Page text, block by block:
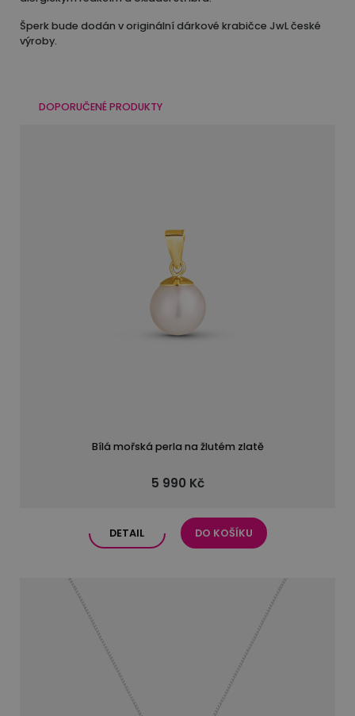
Šperk bude dodán v originální dárkové krabičce JwL české
výroby.
DOPORUČENÉ PRODUKTY
Bílá mořská perla na žlutém zlatě
5 990 Kč
DETAIL DO KOŠÍKU